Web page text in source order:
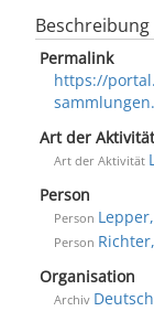
Beschreibung
Permalink
https://
Art der Aktivität
Art der Aktivität
Person
Person
Person
Organisation
Archiv